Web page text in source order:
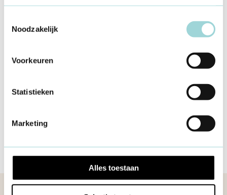
Noodzakelijk
Voorkeuren
Statistieken
Marketing
Alles toestaan
Werknemers- en werkgeversmap